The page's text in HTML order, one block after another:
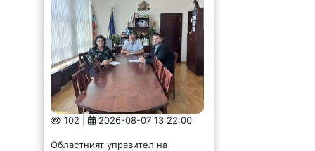
102 | 2026-08-07 13:22:00
Областният управител на